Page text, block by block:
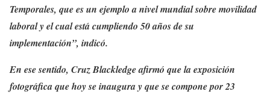
Temporales, que es un ejemplo a nivel mundial sobre movilidad
laboral y el cual está cumpliendo 50 años de su
implementación”, indicó.
En ese sentido, Cruz Blackledge afirmó que la exposición
fotográfica que hoy se inaugura y que se compone por 23